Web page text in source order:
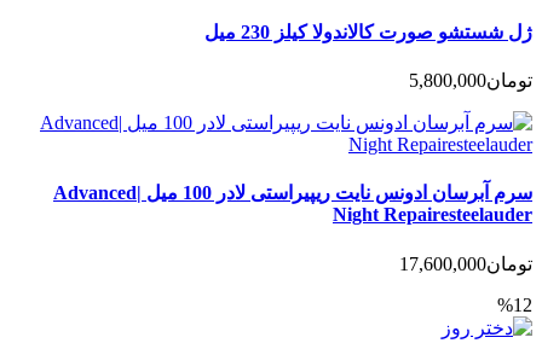
ژل شستشو صورت کالاندولا کیلز 230 میل
تومان5,800,000
سرم آبرسان ادونس نایت ریپیراستی لادر 100 میل |Advanced
Night Repairesteelauder
تومان17,600,000
%12